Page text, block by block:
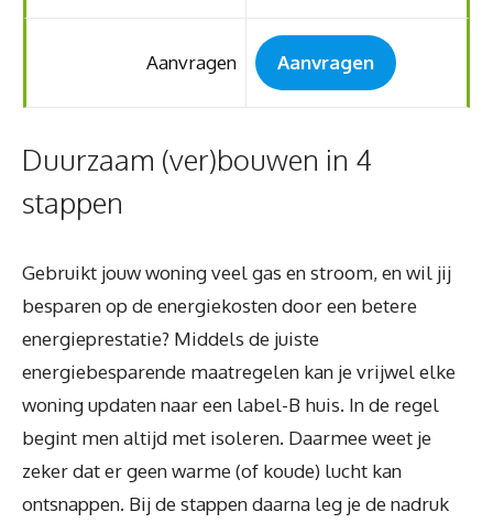
Aanvragen Aanvragen
Duurzaam (ver)bouwen in 4
stappen
Gebruikt jouw woning veel gas en stroom, en wil jij
besparen op de energiekosten door een betere
energieprestatie? Middels de juiste
energiebesparende maatregelen kan je vrijwel elke
woning updaten naar een label-B huis. In de regel
begint men altijd met isoleren. Daarmee weet je
zeker dat er geen warme (of koude) lucht kan
ontsnappen. Bij de stappen daarna leg je de nadruk